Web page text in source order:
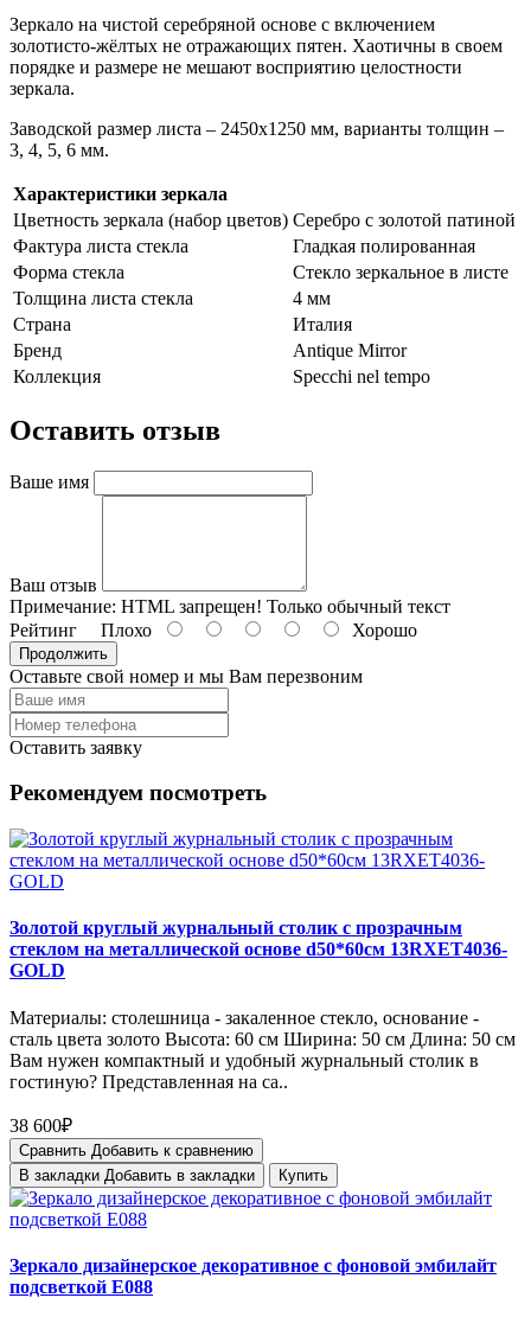
Зеркало на чистой серебряной основе с включением
золотисто-жёлтых не отражающих пятен. Хаотичны в своем
порядке и размере не мешают восприятию целостности
зеркала.
Заводской размер листа – 2450х1250 мм, варианты толщин –
3, 4, 5, 6 мм.
Характеристики зеркала
Цветность зеркала (набор цветов) Серебро с золотой патиной
Фактура листа стекла
Гладкая полированная
Форма стекла
Стекло зеркальное в листе
Толщина листа стекла
4 мм
Страна
Италия
Бренд
Antique Mirror
Коллекция
Specchi nel tempo
Оставить отзыв
Ваше имя
Ваш отзыв
Примечание: HTML запрещен! Только обычный текст
Рейтинг Плохо Хорошо
Продолжить
Оставьте свой номер и мы Вам перезвоним
Оставить заявку
Рекомендуем посмотреть
Золотой круглый журнальный столик с прозрачным
стеклом на металлической основе d50*60см 13RXET4036-
GOLD
Материалы: столешница - закаленное стекло, основание -
сталь цвета золото Высота: 60 см Ширина: 50 см Длина: 50 см
Вам нужен компактный и удобный журнальный столик в
гостиную? Представленная на са..
38 600₽
Сравнить Добавить к сравнению
В закладки Добавить в закладки Купить
Зеркало дизайнерское декоративное с фоновой эмбилайт
подсветкой E088